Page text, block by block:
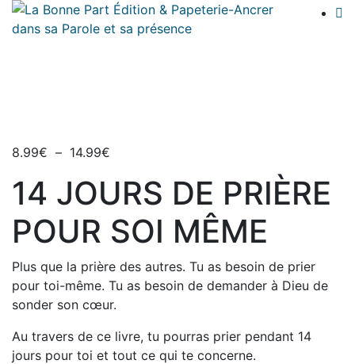
8.99€ – 14.99€
prix :
8.99€
à
14.99€
14 JOURS DE PRIÈRE
POUR SOI MÊME
Plus que la prière des autres. Tu as besoin de prier
pour toi-même. Tu as besoin de demander à Dieu de
sonder son cœur.
Au travers de ce livre, tu pourras prier pendant 14
jours pour toi et tout ce qui te concerne.